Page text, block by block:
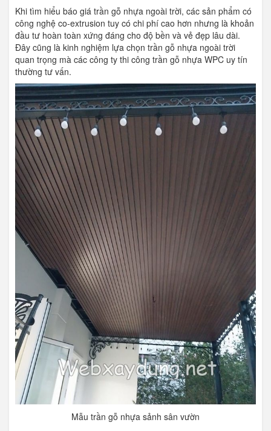
Khi tìm hiểu báo giá trần gỗ nhựa ngoài trời, các sản phẩm có
công nghệ co-extrusion tuy có chi phí cao hơn nhưng là khoản
đầu tư hoàn toàn xứng đáng cho độ bền và vẻ đẹp lâu dài.
Đây cũng là kinh nghiệm lựa chọn trần gỗ nhựa ngoài trời
quan trọng mà các công ty thi công trần gỗ nhựa WPC uy tín
thường tư vấn.
Mẫu trần gỗ nhựa sảnh sân vườn